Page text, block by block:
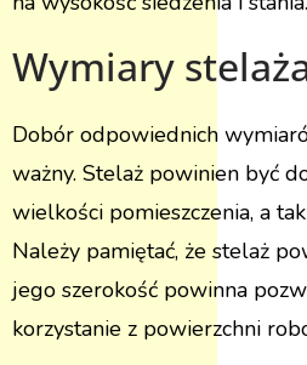
Wymiary
Dobór odpowiednich
ważny. Stelaż powinien być
wielkości pomieszczenia, a
Należy pamiętać, że stelaż
jego szerokość powinna
korzystanie z powierzchni